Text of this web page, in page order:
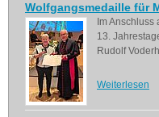
Wolfgangsmedaille für
Im
13.
Rudolf
Weiterlesen